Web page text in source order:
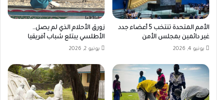
الأمم المتحدة تنتخب 5 أعضاء جدد
غير دائمين بمجلس الأمن
يونيو 4, 2026
زورق الأحلام الذي لم يصل..
الأطلسي يبتلع شباب أفريقيا
يونيو 2, 2026